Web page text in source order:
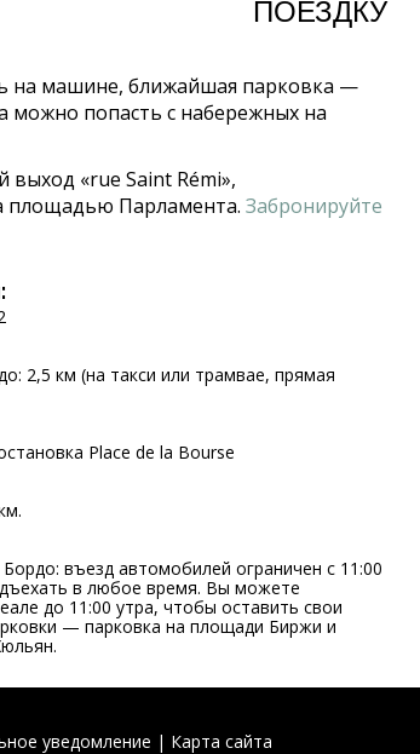
ПОЕЗДКУ
на машине, ближайшая парковка —
можно попасть с набережных на
«rue Saint Rémi»,
площадью Парламента. Забронируйте
2,5 км (на такси или трамвае, прямая
Place de la Bourse
въезд автомобилей ограничен с 11:00
в любое время. Вы можете
до 11:00 утра, чтобы оставить свои
— парковка на площади Биржи и
уведомление | Карта сайта